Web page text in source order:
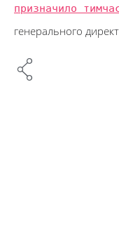
призначило
генерального